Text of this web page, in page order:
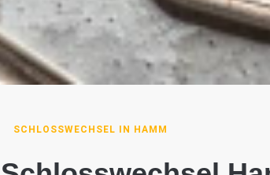
SCHLOSSWECHSEL IN HAMM